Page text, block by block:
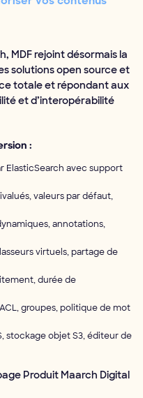
MDF rejoint désormais la
solutions open source et
totale et répondant aux
et d’interopérabilité
:
ElasticSearch avec support
valeurs par défaut,
annotations,
virtuels, partage de
durée de
groupes, politique de mot
stockage objet S3, éditeur de
Produit Maarch Digital